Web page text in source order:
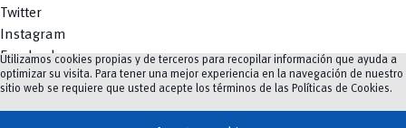
Twitter
Instagram
Facebook
Youtube
Utilizamos cookies propias y de terceros para recopilar información que ayuda a
optimizar su visita. Para tener una mejor experiencia en la navegación de nuestro
sitio web se requiere que usted acepte los términos de las Políticas de Cookies.